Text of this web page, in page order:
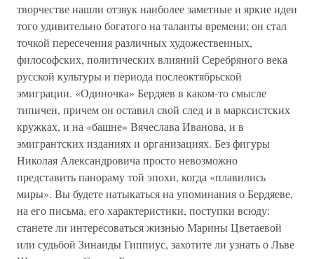
творчестве нашли отзвук наиболее заметные и яркие идеи
того удивительно богатого на таланты времени; он стал
точкой пересечения различных художественных,
философских, политических влияний Серебряного века
русской культуры и периода послеоктябрьской
эмиграции. «Одиночка» Бердяев в каком-то смысле
типичен, причем он оставил свой след и в марксистских
кружках, и на «башне» Вячеслава Иванова, и в
эмигрантских изданиях и организациях. Без фигуры
Николая Александровича просто невозможно
представить панораму той эпохи, когда «плавились
миры». Вы будете натыкаться на упоминания о Бердяеве,
на его письма, его характеристики, поступки всюду:
станете ли интересоваться жизнью Марины Цветаевой
или судьбой Зинаиды Гиппиус, захотите ли узнать о Льве